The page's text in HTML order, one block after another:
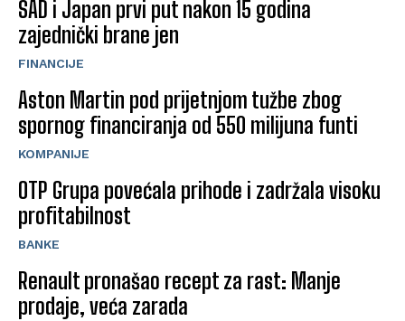
SAD i Japan prvi put nakon 15 godina
zajednički brane jen
FINANCIJE
Aston Martin pod prijetnjom tužbe zbog
spornog financiranja od 550 milijuna funti
KOMPANIJE
OTP Grupa povećala prihode i zadržala visoku
profitabilnost
BANKE
Renault pronašao recept za rast: Manje
prodaje, veća zarada